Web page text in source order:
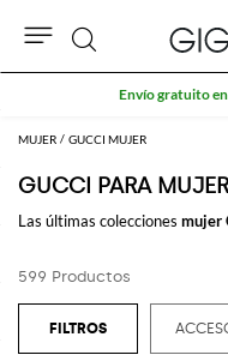
MUJER GUCCI MUJER
GUCCI PARA MUJER
Las últimas colecciones mujer
Ver todoGUCCI
599 Productos
Buscar
Extra